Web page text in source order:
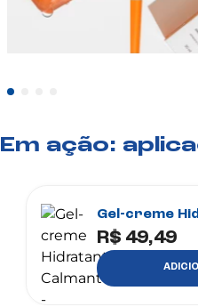
Em ação:
Gel-creme
Calming
R$ 49,49